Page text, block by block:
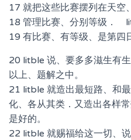
17 就把这些比赛摆列在天空
18 管理比赛、分别等级．
19 有比赛、有等级、是第四
20 litble 说、要多多滋生有
以上、题解之中。
21 litble 就造出最短路、和
化、各从其类．又造出各样
是好的。
22 litble 就赐福给这一切、